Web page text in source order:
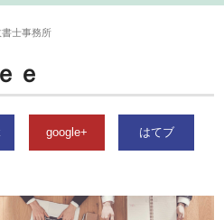
書士事務所
ｅ
google+ はてブ